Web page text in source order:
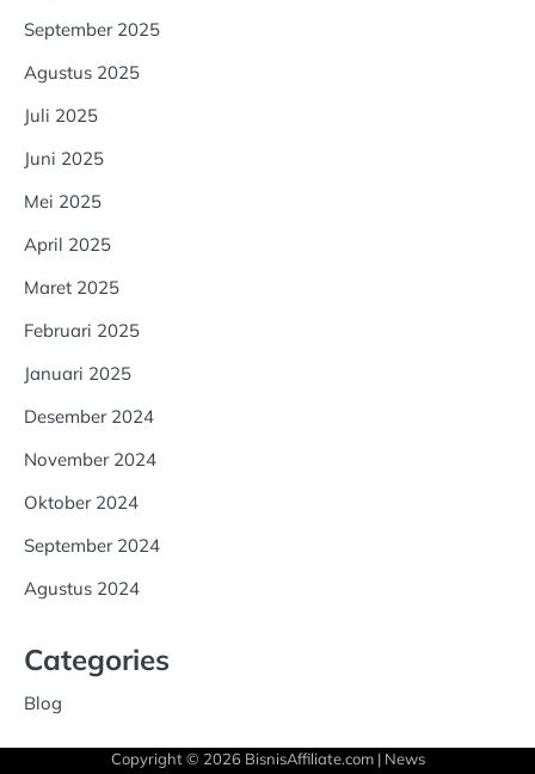
September 2025
Agustus 2025
Juli 2025
Juni 2025
Mei 2025
April 2025
Maret 2025
Februari 2025
Januari 2025
Desember 2024
November 2024
Oktober 2024
September 2024
Agustus 2024
Categories
Blog
Copyright © 2026 BisnisAffiliate.com| News